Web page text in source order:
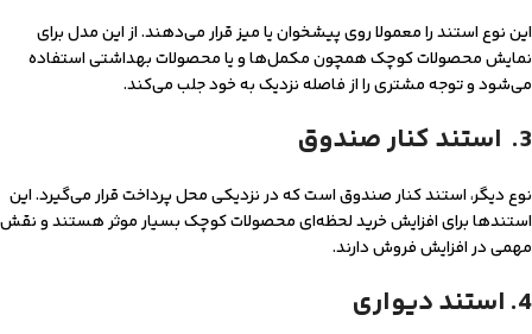
این نوع استند را معمولا روی پیشخوان یا میز قرار می‌دهند. از این مدل برای
نمایش محصولات کوچک همچون مکمل‌ها و یا محصولات بهداشتی استفاده
می‌‌شود و توجه مشتری را از فاصله نزدیک به خود جلب می‌کند.
3. استند کنار صندوق
نوع دیگر، استند کنار صندوق است که در نزدیکی محل پرداخت قرار می‌گیرد. این
استندها برای افزایش خرید لحظه‌ای محصولات کوچک بسیار موثر هستند و نقش
مهمی در افزایش فروش دارند.
4. استند دیواری